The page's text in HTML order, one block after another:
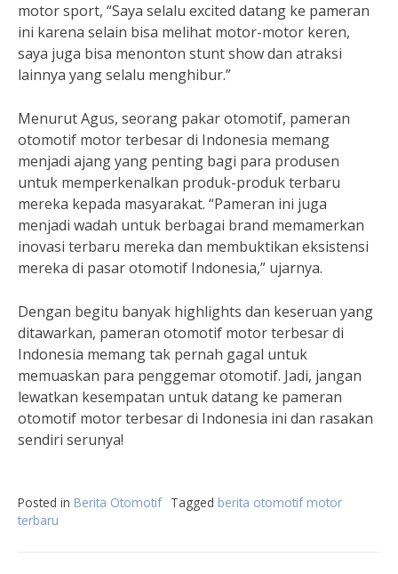
motor sport, “Saya selalu excited datang ke pameran
ini karena selain bisa melihat motor-motor keren,
saya juga bisa menonton stunt show dan atraksi
lainnya yang selalu menghibur.”
Menurut Agus, seorang pakar otomotif, pameran
otomotif motor terbesar di Indonesia memang
menjadi ajang yang penting bagi para produsen
untuk memperkenalkan produk-produk terbaru
mereka kepada masyarakat. “Pameran ini juga
menjadi wadah untuk berbagai brand memamerkan
inovasi terbaru mereka dan membuktikan eksistensi
mereka di pasar otomotif Indonesia,” ujarnya.
Dengan begitu banyak highlights dan keseruan yang
ditawarkan, pameran otomotif motor terbesar di
Indonesia memang tak pernah gagal untuk
memuaskan para penggemar otomotif. Jadi, jangan
lewatkan kesempatan untuk datang ke pameran
otomotif motor terbesar di Indonesia ini dan rasakan
sendiri serunya!
Posted in Berita Otomotif Tagged berita otomotif motor
terbaru